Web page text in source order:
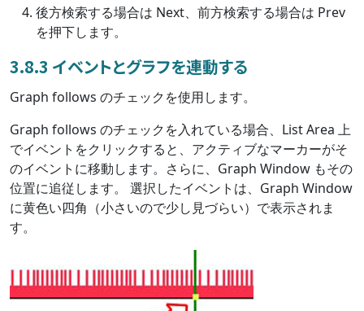
後方検索する場合は Next、前方検索する場合は Prev
を押下します。
3.8.3 イベントとグラフを連動する
Graph follows のチェックを使用します。
Graph follows のチェックを入れている場合、List Area 上
でイベントをクリックすると、アクティブなマーカーがそ
のイベントに移動します。さらに、Graph Window もその
位置に追従します。 選択したイベントは、Graph Window
に黄色い四角（小さいので少し見づらい）で表示されま
す。